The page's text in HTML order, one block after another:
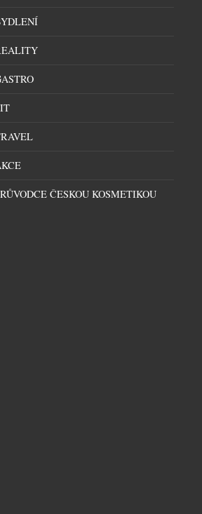
ČESKOU KOSMETIKOU